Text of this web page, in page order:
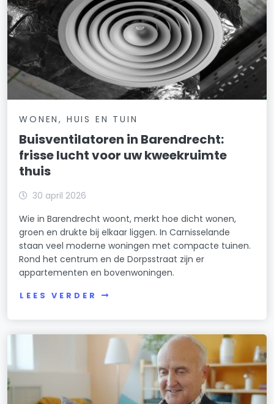
WONEN, HUIS EN TUIN
Buisventilatoren in Barendrecht:
frisse lucht voor uw kweekruimte
thuis
30 april 2026
Wie in Barendrecht woont, merkt hoe dicht wonen,
groen en drukte bij elkaar liggen. In Carnisselande
staan veel moderne woningen met compacte tuinen.
Rond het centrum en de Dorpsstraat zijn er
appartementen en bovenwoningen.
LEES VERDER